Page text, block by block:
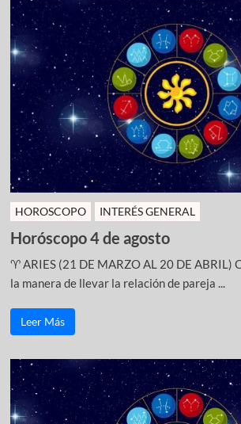
HOROSCOPO INTERÉS GENERAL
Horóscopo 4 de agosto
♈ ARIES (21 DE MARZO AL 20 DE ABRIL)
la manera de llevar la relación de pareja ...
Leer Más